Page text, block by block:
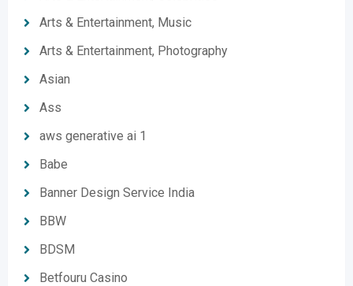
Arts & Entertainment, Music
Arts & Entertainment, Photography
Asian
Ass
aws generative ai 1
Babe
Banner Design Service India
BBW
BDSM
Betfouru Casino